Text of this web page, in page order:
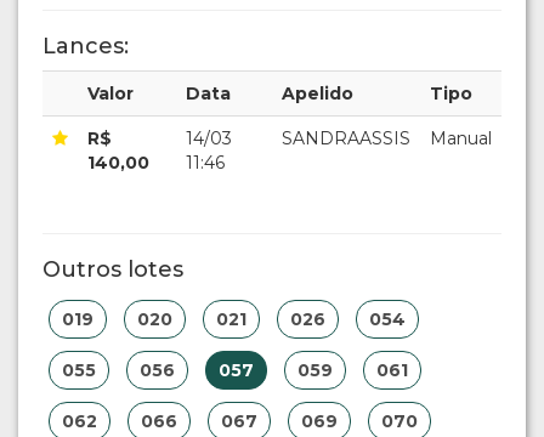
Lances:
Valor Data Apelido Tipo
R$
140,00
14/03
11:46
SANDRAASSIS Manual
Outros lotes
019 020 021 026 054
055 056 057 059 061
062 066 067 069 070